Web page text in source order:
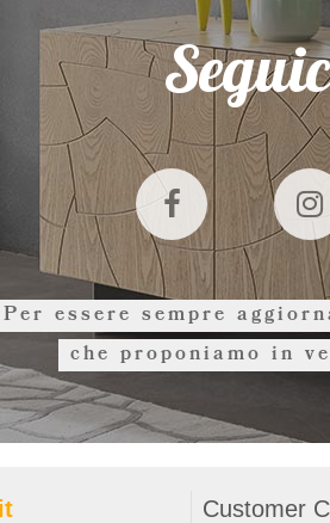
Per essere sempre
che proponiamo in
Customer